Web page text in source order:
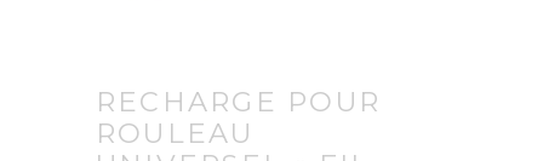
RECHARGE POUR
ROULEAU